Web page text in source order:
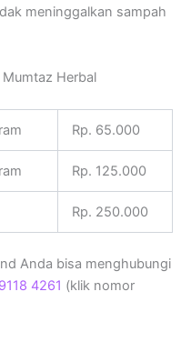
meninggalkan sampah
Herbal
Rp. 65.000
Rp. 125.000
Rp. 250.000
Anda bisa menghubungi
4261 (klik nomor